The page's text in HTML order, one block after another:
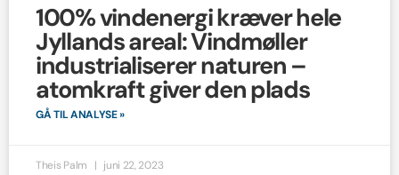
100% vindenergi kræver hele
Jyllands areal: Vindmøller
industrialiserer naturen –
atomkraft giver den plads
GÅ TIL ANALYSE »
Theis Palm juni 22, 2023